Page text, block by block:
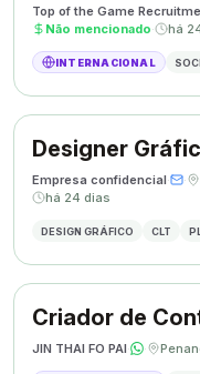
Top of the Game
Não mencionado· há
INTERNACIONAL
Designer
Empresa confidencial· ·
há 24 dias
DESIGN GRÁFICO CLT
Criador de
JIN THAI FO PAI· ·